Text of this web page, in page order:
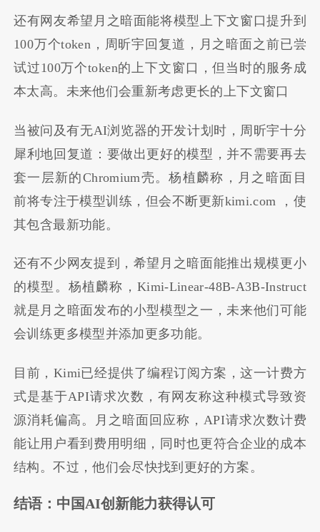
还有网友希望月之暗面能将模型上下文窗口提升到
100万个token，周昕宇回复道，月之暗面之前已尝
试过100万个token的上下文窗口，但当时的服务成
本太高。未来他们会重新考虑更长的上下文窗口
当被问及有无AI浏览器的开发计划时，周昕宇十分
犀利地回复道：要做出更好的模型，并不需要再去
套一层新的Chromium壳。杨植麟称，月之暗面目
前将专注于模型训练，但会不断更新kimi.com ，使
其包含最新功能。
还有不少网友提到，希望月之暗面能推出规模更小
的模型。杨植麟称，Kimi-Linear-48B-A3B-Instruct
就是月之暗面发布的小型模型之一，未来他们可能
会训练更多模型并添加更多功能。
目前，Kimi已经提供了编程订阅方案，这一计费方
式是基于API请求次数，有网友称这种模式导致资
源消耗偏高。月之暗面回应称，API请求次数计费
能让用户看到费用明细，同时也更符合企业的成本
结构。不过，他们会尽快找到更好的方案。
结语：中国AI创新能力获得认可